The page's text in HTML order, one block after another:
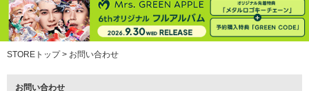
STOREトップ> お問い合わせ
お問い合わせ